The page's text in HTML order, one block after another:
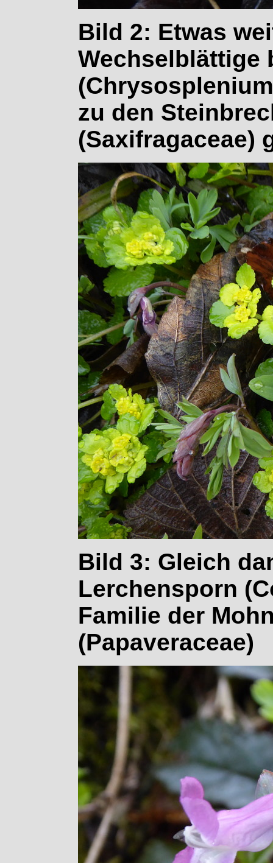
Bild 2: Etwas
Wechselblättige
zu den
(Saxifragaceae)
Bild 3: Gleich
Lerchensporn
Familie der
(Papaveraceae)